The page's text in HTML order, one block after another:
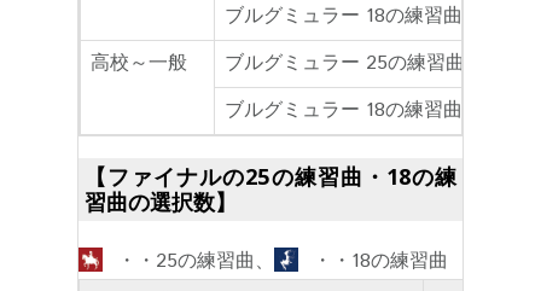
ブルグミュラー 18の練習曲
高校～一般
ブルグミュラー 25の練習曲
ブルグミュラー 18の練習曲
【ファイナルの25の練習曲・18の練
習曲の選択数】
・・25の練習曲、 ・・18の練習曲